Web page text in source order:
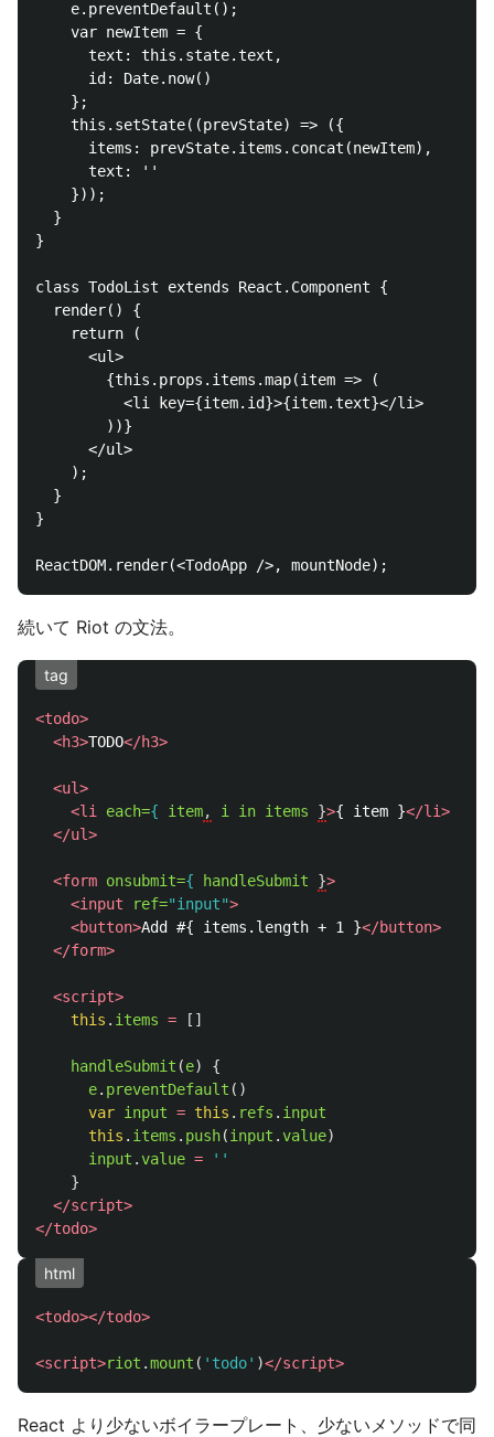
    e.preventDefault();
    var newItem = {
      text: this.state.text,
      id: Date.now()
    };
    this.setState((prevState) => ({
      items: prevState.items.concat(newItem),
      text: ''
    }));
  }
}
class TodoList extends React.Component {
  render() {
    return (
      <ul>
        {this.props.items.map(item => (
          <li key={item.id}>{item.text}</li>
        ))}
      </ul>
    );
  }
}
続いて Riot の文法。
tag
<todo>
<h3>TODO</h3>
<ul>
<li
each={ item, i in items }>{ item }</li>
</ul>
<form onsubmit={ handleSubmit }>
<input
ref="input">
<button>Add #{ items.length + 1 }</button>
</form>
<script>
this . items = []
handleSubmit (e)
{
e. preventDefault ()
var input = this . refs . input
this . items . push(input .value)
input .value =
''
}
</script>
</todo>
html
<todo></todo>
<script>riot .mount ( ' todo' )</script>
React より少ないボイラープレート、少ないメソッドで同